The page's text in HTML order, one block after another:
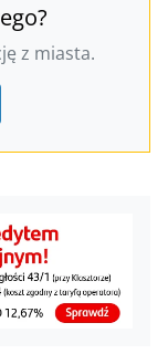
z miasta.